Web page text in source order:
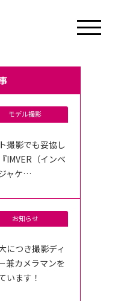
モデル撮影
撮影でも妥協し
IMVER（インベ
ャケ…
お知らせ
につき撮影ディ
兼カメラマンを
います！